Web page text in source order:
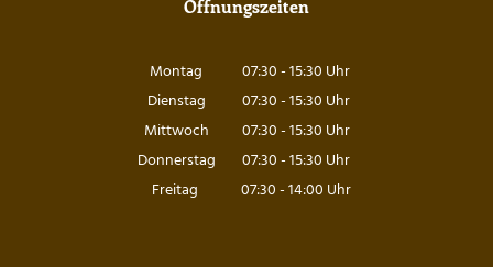
Öffnungszeiten
Montag 07:30-15:30 Uhr
Von 07:30 bis 15:30 Uhr
Dienstag 07:30-15:30 Uhr
Von 07:30 bis 15:30 Uhr
Mittwoch 07:30-15:30 Uhr
Von 07:30 bis 15:30 Uhr
Donnerstag 07:30-15:30 Uhr
Von 07:30 bis 15:30 Uhr
Freitag 07:30-14:00 Uhr